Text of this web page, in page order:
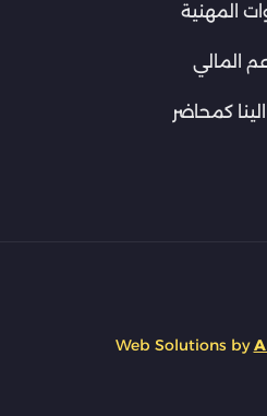
المهنية
المالي
كمحاضر
Web Solutions by